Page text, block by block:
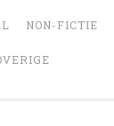
NON-FICTIE